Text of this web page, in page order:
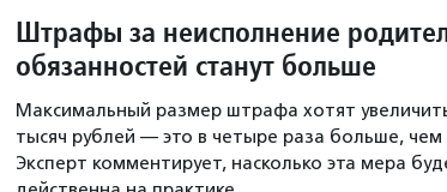
Штрафы за неисполнение
обязанностей станут больше
Максимальный размер штрафа хотят
тысяч рублей — это в четыре раза больше, чем
Эксперт комментирует, насколько эта мера